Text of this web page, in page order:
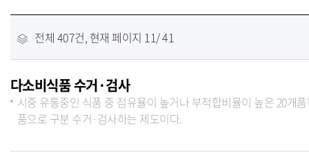
전체 407건, 현재 페이지 11/ 41
다소비식품 수거·검사
시중 유통중인 식품 중 점유율이 높거나 부적합비율이 높은 20개
품으로 구분 수거·검사하는 제도이다.